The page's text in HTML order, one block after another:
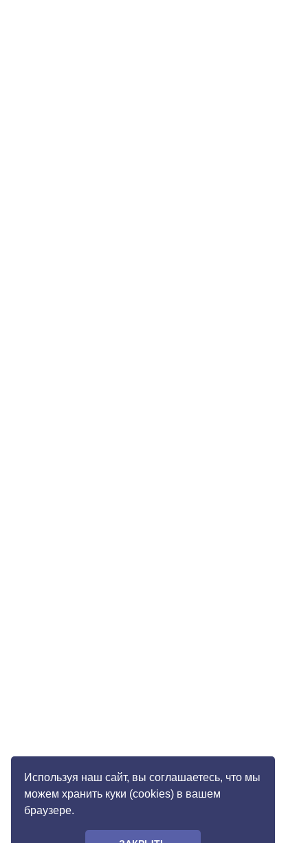
Используя наш сайт, вы соглашаетесь, что мы
можем хранить куки (cookies) в вашем
браузере.